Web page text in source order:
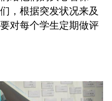
，根据突发状况来及
对每个学生定期做评